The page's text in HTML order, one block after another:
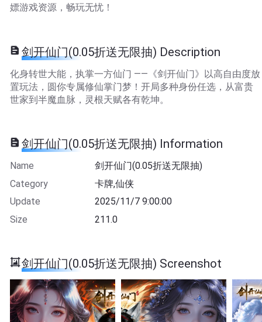
嫖游戏资源，畅玩无忧！
剑开仙门(0.05折送无限抽) Description
化身转世大能，执掌一方仙门 ——《剑开仙门》以高自由度放
置玩法，圆你专属修仙掌门梦！开局多种身份任选，从富贵
世家到半魔血脉，灵根天赋各有乾坤。​
剑开仙门(0.05折送无限抽) Information
Name
剑开仙门(0.05折送无限抽)
Category
卡牌,仙侠
Update
2025/11/7 9:00:00
Size
211.0
剑开仙门(0.05折送无限抽) Screenshot